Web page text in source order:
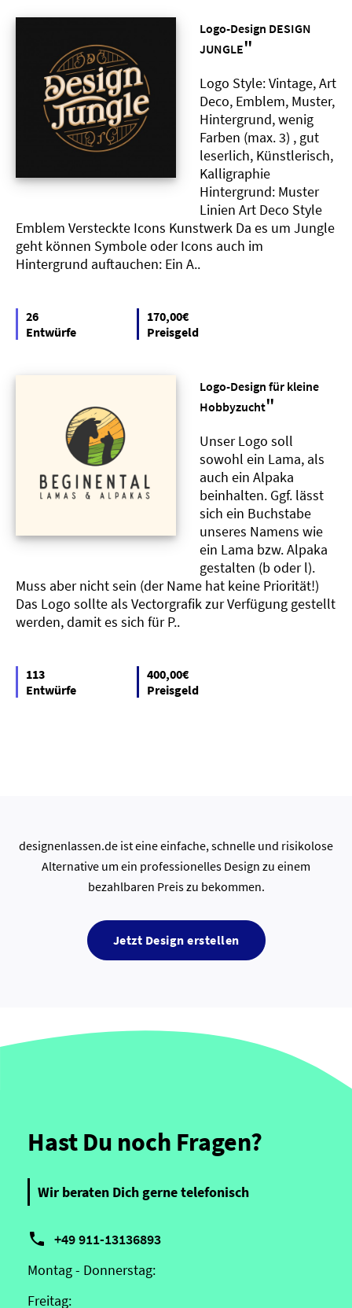
Logo-Design DESIGN
JUNGLE"
Logo Style: Vintage, Art
Deco, Emblem, Muster,
Hintergrund, wenig
Farben (max. 3) , gut
leserlich, Künstlerisch,
Kalligraphie
Hintergrund: Muster
Linien Art Deco Style
Emblem Versteckte Icons Kunstwerk Da es um Jungle
geht können Symbole oder Icons auch im
Hintergrund auftauchen: Ein A..
26
Entwürfe
170,00€
Preisgeld
Logo-Design für kleine
Hobbyzucht"
Unser Logo soll
sowohl ein Lama, als
auch ein Alpaka
beinhalten. Ggf. lässt
sich ein Buchstabe
unseres Namens wie
ein Lama bzw. Alpaka
gestalten (b oder l).
Muss aber nicht sein (der Name hat keine Priorität!)
Das Logo sollte als Vectorgrafik zur Verfügung gestellt
werden, damit es sich für P..
113
Entwürfe
400,00€
Preisgeld
designenlassen.de ist eine einfache, schnelle und risikolose
Alternative um ein professionelles Design zu einem
bezahlbaren Preis zu bekommen.
Jetzt Design erstellen
Hast Du noch Fragen?
Wir beraten Dich gerne telefonisch
 +49 911-13136893
Montag - Donnerstag:
Freitag: